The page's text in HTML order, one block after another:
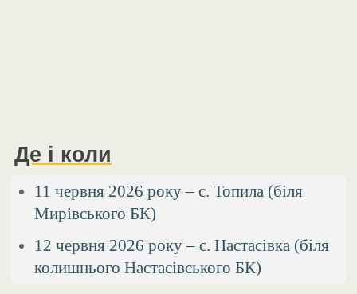
Де і коли
11 червня 2026 року – с. Топила (біля
Мирівського БК)
12 червня 2026 року – с. Настасівка (біля
колишнього Настасівського БК)